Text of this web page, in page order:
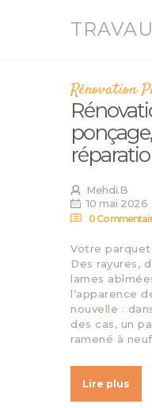
ACCUEIL
BLOG
Rénovation
Mehdi.B
10 mai 2026
0
Votre
Des rayures,
lames
l’apparence
nouvelle :
des cas, un
ramené à
Lire plus